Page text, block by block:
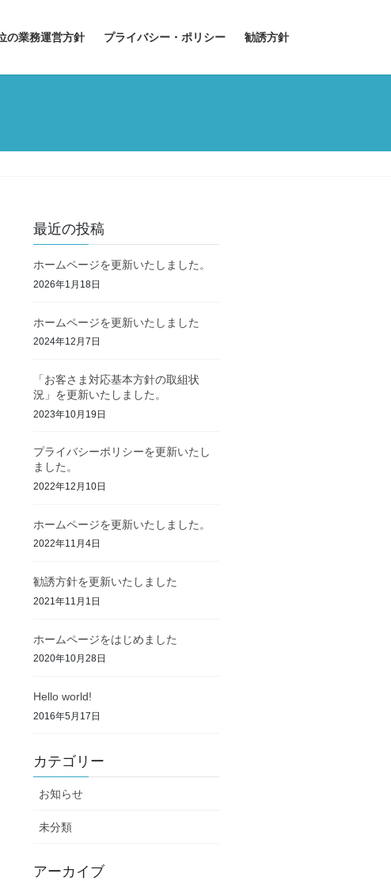
の業務運営方針 プライバシー・ポリシー 勧誘方針
最近の投稿
ホームページを更新いたしました。
2026年1月18日
ホームページを更新いたしました
2024年12月7日
「お客さま対応基本方針の取組状
況」を更新いたしました。
2023年10月19日
プライバシーポリシーを更新いたし
ました。
2022年12月10日
ホームページを更新いたしました。
2022年11月4日
勧誘方針を更新いたしました
2021年11月1日
ホームページをはじめました
2020年10月28日
Hello world!
2016年5月17日
カテゴリー
お知らせ
未分類
アーカイブ